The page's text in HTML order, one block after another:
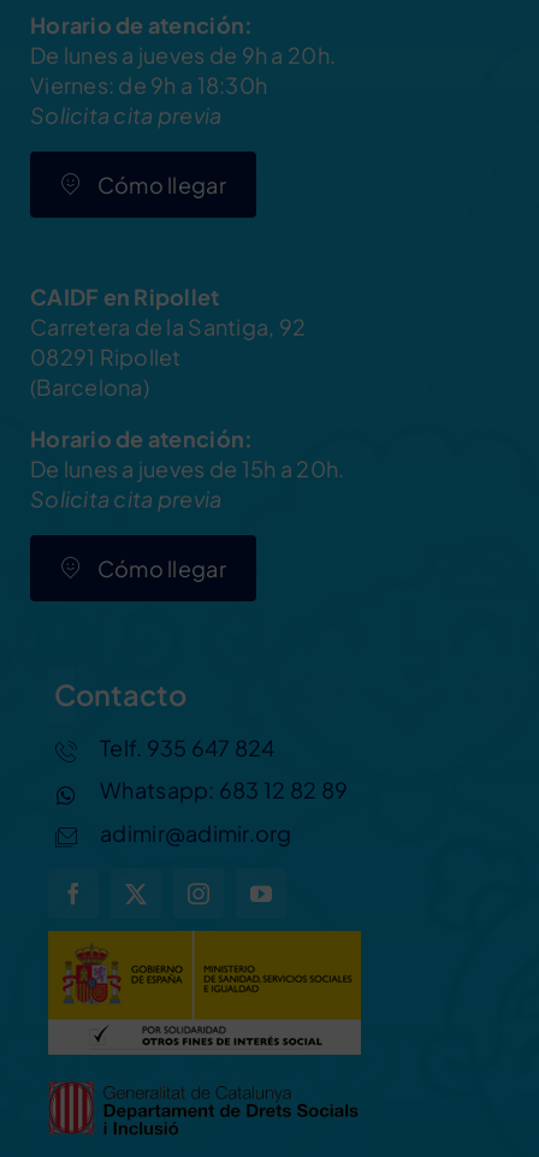
Horario de atención:
De lunes a jueves de 9h a 20h.
Viernes: de 9h a 18:30h
Solicita cita previa
Cómo llegar
CAIDF en Ripollet
Carretera de la Santiga, 92
08291 Ripollet
(Barcelona)
Horario de atención:
De lunes a jueves de 15h a 20h.
Solicita cita previa
Cómo llegar
Contacto
Telf. 935 647 824
Whatsapp: 683 12 82 89
adimir@adimir.org